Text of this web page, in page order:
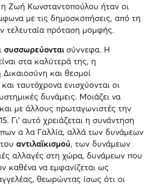
Ζωή Κωνσταντοπούλου ήταν οι
με τις δημοσκοπήσεις, από τη
τελευταία πρόταση μομφής.
συσσωρεύονταισύννεφα. Η
στα καλύτερά της, η
Δικαιοσύνη και θεσμοί
ταυτόχρονα ενισχύονται οι
δυνάμεις. Μοιάζει να
με άλλους πρωταγωνιστές την
Γι’ αυτό χρειάζεται η συνάντηση
α λα Γαλλία, αλλά των δυνάμεων
αντιλαϊκισμού, των δυνάμεων
αλλαγές στη χώρα, δυνάμεων που
καθένα να εμφανίζεται ως
θεωρώντας ίσως ότι οι